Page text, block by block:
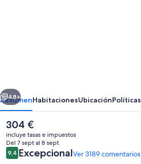
Siguiente
48+
ResumenHabitacionesUbicaciónPolíticas
El
precio
actual
es
de
304 €
incluye tasas e impuestos
Del 7 sept al 8 sept
Comentarios
9,49,4 de 10
ExcepcionalVer 3189 comentarios